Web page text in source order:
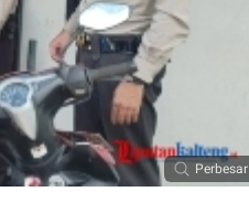
Perbesar